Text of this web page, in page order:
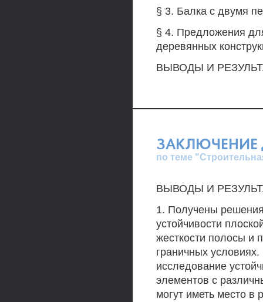
§ 3. Балка с двумя
§ 4. Предложения
деревянных
ВЫВОДЫ И
ЗАКЛЮЧЕНИЕ
по теме
ВЫВОДЫ И
1. Получены
устойчивости
жесткости полосы и
граничных
исследование
элементов с
могут иметь место в